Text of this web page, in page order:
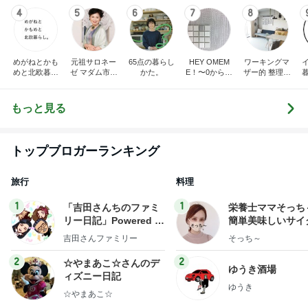
4
めがねとかも
めと北欧暮ら
5
元祖サロネー
ゼ マダム市川
6
65点の暮らし
かた。
7
HEY OMEM
E！〜0からの
8
ワーキングマ
ザー的 整理収
もっと見る
トップブロガーランキング
旅行
1
「吉田さんちのファミ
リー日記」Powered b
y Ameba 吉田さんファ
ログ
吉田さんファミリー
2
☆やまあこ☆さんのデ
ィズニー日記
☆やまあこ☆
料理
1
栄養士ママそっち
簡単美味しいサイ
献立
そっち～
2
ゆうき酒場
ゆうき